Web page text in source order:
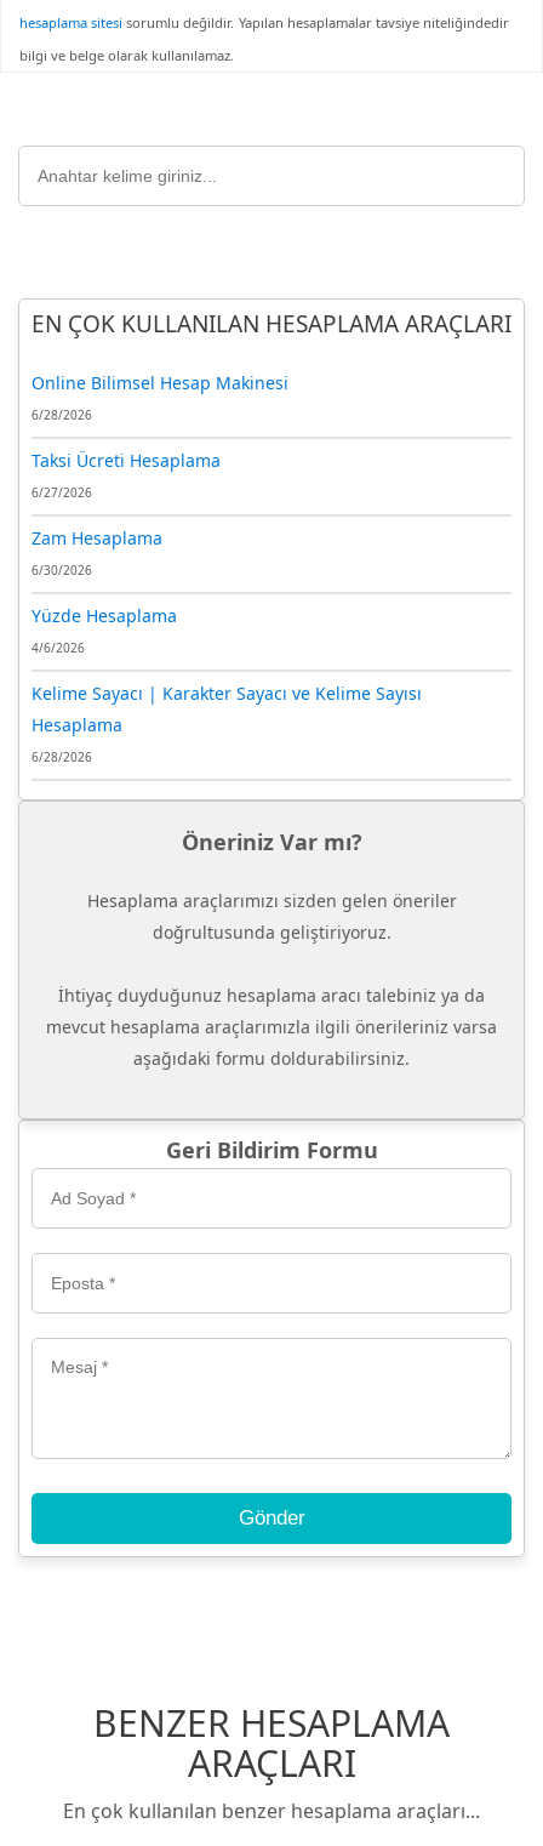
hesaplama sitesi sorumlu değildir. Yapılan hesaplamalar tavsiye niteliğindedir
bilgi ve belge olarak kullanılamaz.
EN ÇOK KULLANILAN HESAPLAMA ARAÇLARI
Online Bilimsel Hesap Makinesi
6/28/2026
Taksi Ücreti Hesaplama
6/27/2026
Zam Hesaplama
6/30/2026
Yüzde Hesaplama
4/6/2026
Kelime Sayacı | Karakter Sayacı ve Kelime Sayısı
Hesaplama
6/28/2026
Öneriniz Var mı?
Hesaplama araçlarımızı sizden gelen öneriler
doğrultusunda geliştiriyoruz.
İhtiyaç duyduğunuz hesaplama aracı talebiniz ya da
mevcut hesaplama araçlarımızla ilgili önerileriniz varsa
aşağıdaki formu doldurabilirsiniz.
Geri Bildirim Formu
Gönder
BENZER HESAPLAMA
ARAÇLARI
En çok kullanılan benzer hesaplama araçları...